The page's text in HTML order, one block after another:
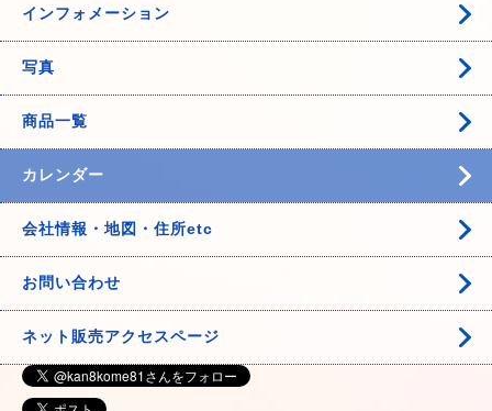
インフォメーション
写真
商品一覧
カレンダー
会社情報・地図・住所etc
お問い合わせ
ネット販売アクセスページ